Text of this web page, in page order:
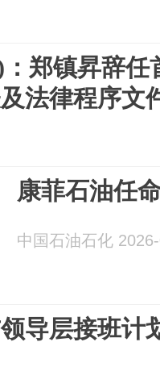
：郑镇昇辞
法律程序文
康菲石油任
中国石油石化
导层接班计